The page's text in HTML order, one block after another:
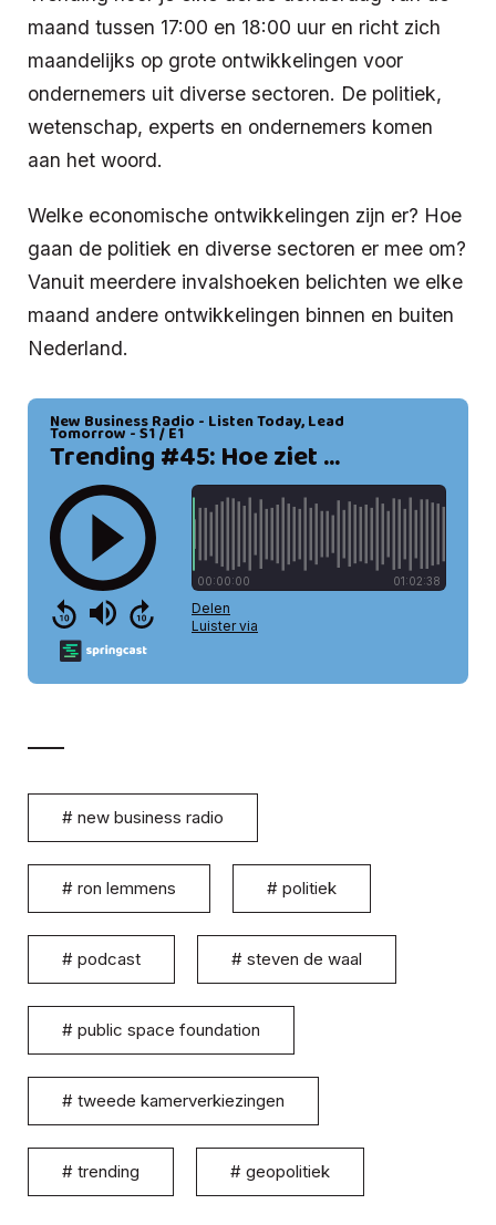
maand tussen 17:00 en 18:00 uur en richt zich
maandelijks op grote ontwikkelingen voor
ondernemers uit diverse sectoren. De politiek,
wetenschap, experts en ondernemers komen
aan het woord.
Welke economische ontwikkelingen zijn er? Hoe
gaan de politiek en diverse sectoren er mee om?
Vanuit meerdere invalshoeken belichten we elke
maand andere ontwikkelingen binnen en buiten
Nederland.
# new business radio
# ron lemmens # politiek
# podcast # steven de waal
# public space foundation
# tweede kamerverkiezingen
# trending # geopolitiek